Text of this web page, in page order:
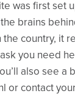
was first set
the brains
country, it
you need
also see
or contact